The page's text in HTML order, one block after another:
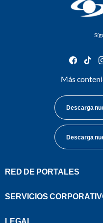
Más
Descarga
Descarga
RED DE PORTALES
SERVICIOS
LEGAL